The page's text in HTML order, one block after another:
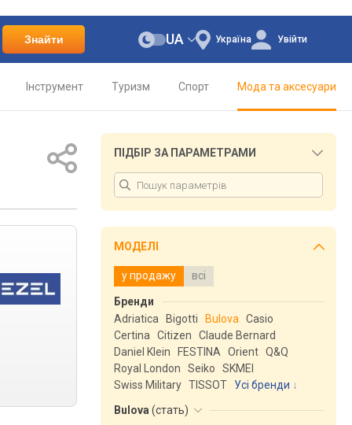
Знайти Україна
UA Увійти
Інструмент Туризм Спорт Мода та аксесуари
ПІДБІР ЗА ПАРАМЕТРАМИ
МОДЕЛІ
у продажу всі
Бренди
Adriatica
Bigotti Bulova
Casio
Certina
Citizen
Claude Bernard
Daniel Klein
FESTINA Orient Q&Q
Royal London
Seiko
SKMEI
Swiss Military TISSOT
Усі бренди
Bulova (стать)